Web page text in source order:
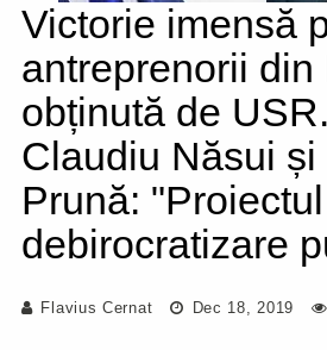
Victorie imensă
antreprenorii din
obținută de
Claudiu Năsui
Prună:
debirocratizare
Flavius Cernat Dec 18, 2019